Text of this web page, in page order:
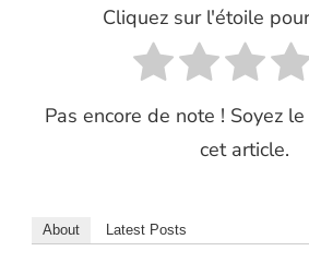
Cliquez sur l'étoile
Pas encore de note ! Soyez
cet article.
About Latest Posts